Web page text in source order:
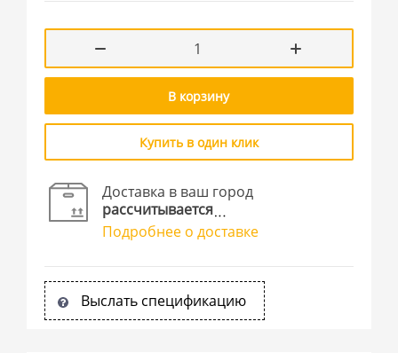
В корзину
Купить в один клик
Доставка в ваш город
рассчитывается
Подробнее о доставке
Выслать спецификацию